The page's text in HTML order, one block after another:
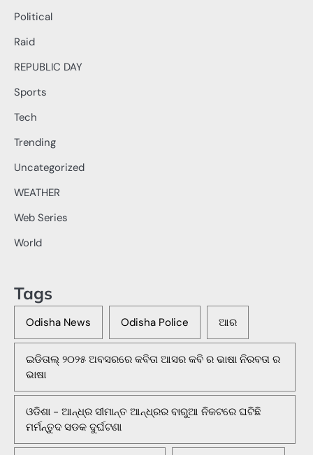
Political
Raid
REPUBLIC DAY
Sports
Tech
Trending
Uncategorized
WEATHER
Web Series
World
Tags
Odisha News Odisha Police ଆର
ଇଡିତାଲ୍ ୨୦୨୫ ଅବସରରେ କବିତା ଆସର କବି ର ଭାଷା ନିରବତା ର
ଭାଷା
ଓଡିଶା - ଆନ୍ଧ୍ର ସୀମାନ୍ତ ଆନ୍ଧ୍ରର ବାରୁଆ ନିକଟରେ ଘଟିଛି
ମର୍ମନ୍ତୁଦ ସଡକ ଦୁର୍ଘଟଣା